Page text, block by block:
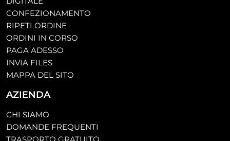
CONFEZIONAMENTO
RIPETI ORDINE
ORDINI IN CORSO
PAGA ADESSO
INVIA FILES
MAPPA DEL SITO
AZIENDA
CHI SIAMO
DOMANDE FREQUENTI